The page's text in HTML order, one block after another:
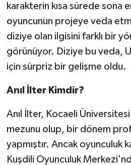
karakterin kısa sürede sona
oyuncunun projeye veda
diziye olan ilgisini farklı bir
görünüyor. Diziye bu veda,
için sürpriz bir gelişme oldu.
Anıl İlter Kimdir?
Anıl İlter, Kocaeli
mezunu olup, bir dönem
yapmıştır. Ancak oyunculuk
Kuşdili Oyunculuk